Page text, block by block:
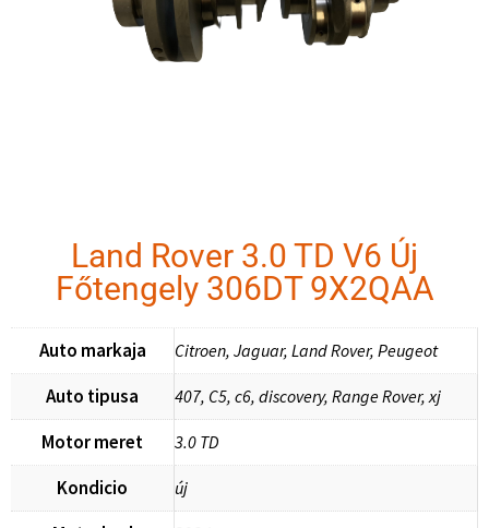
Land Rover 3.0 TD V6 Új
Főtengely 306DT 9X2QAA
Auto markaja Citroen, Jaguar, Land Rover, Peugeot
Auto tipusa 407, C5, c6, discovery, Range Rover, xj
Motor meret 3.0 TD
Kondicio új